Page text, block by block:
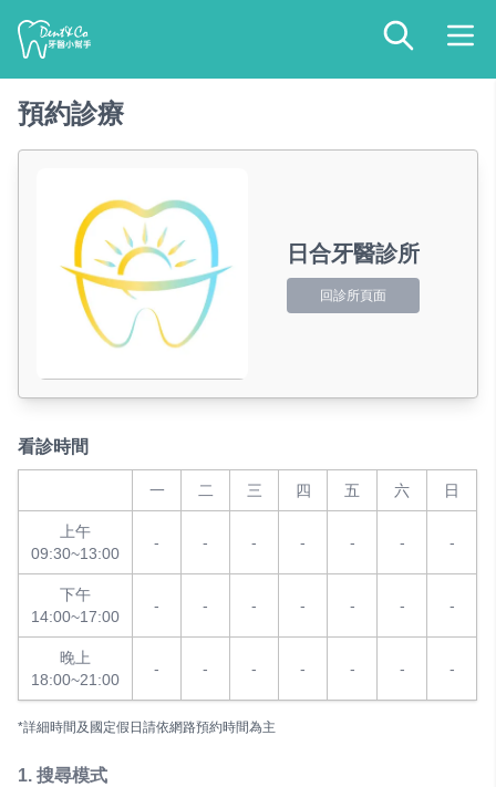
預約診療
日合牙醫診所
回診所頁面
看診時間
一 二 三 四 五 六 日
上午
09:30~13:00
- - - - - - -
下午
14:00~17:00
- - - - - - -
晚上
18:00~21:00
- - - - - - -
*詳細時間及國定假日請依網路預約時間為主
1. 搜尋模式